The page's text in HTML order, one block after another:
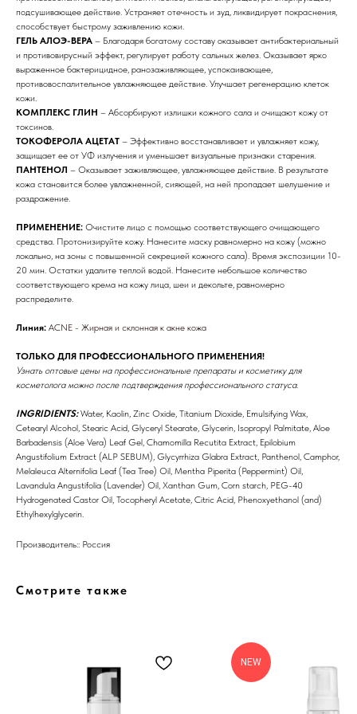
подсушивающее действие. Устраняет отечность и зуд, ликвидирует покраснения,
способствует быстрому заживлению кожи.
ГЕЛЬ АЛОЭ-ВЕРА – Благодаря богатому составу оказывает антибактериальный
и противовирусный эффект, регулирует работу сальных желез. Оказывает ярко
выраженное бактерицидное, ранозаживляющее, успокаивающее,
противовоспалительное увлажняющее действие. Улучшает регенерацию клеток
кожи.
КОМПЛЕКС ГЛИН – Абсорбируют излишки кожного сала и очищают кожу от
токсинов.
ТОКОФЕРОЛА АЦЕТАТ – Эффективно восстанавливает и увлажняет кожу,
защищает ее от УФ излучения и уменьшает визуальные признаки старения.
ПАНТЕНОЛ – Оказывает заживляющее, увлажняющее действие. В результате
кожа становится более увлажненной, сияющей, на ней пропадает шелушение и
раздражение.
ПРИМЕНЕНИЕ: Очистите лицо с помощью соответствующего очищающего
средства. Протонизируйте кожу. Нанесите маску равномерно на кожу (можно
локально, на зоны с повышенной секрецией кожного сала). Время экспозиции 10-
20 мин. Остатки удалите теплой водой. Нанесите небольшое количество
соответствующего крема на кожу лица, шеи и декольте, равномерно
распределите.
Линия: АCNE - Жирная и склонная к акне кожа
ТОЛЬКО ДЛЯ ПРОФЕССИОНАЛЬНОГО ПРИМЕНЕНИЯ!
Узнать оптовые цены на профессиональные препараты и косметику для
косметолога можно после подтверждения профессионального статуса.
INGRIDIENTS:Water, Kaolin, Zinc Oxide, Titanium Dioxide, Emulsifying Wax,
Cetearyl Alcohol, Stearic Acid, Glyceryl Stearate, Glycerin, Isopropyl Palmitate, Aloe
Barbadensis (Aloe Vera) Leaf Gel, Chamomilla Recutita Extract, Epilobium
Angustifolium Extract (ALP SEBUM), Glycyrrhiza Glabra Extract, Panthenol, Camphor,
Melaleuca Alternifolia Leaf (Tea Tree) Oil, Mentha Piperita (Peppermint) Oil,
Lavandula Angustifolia (Lavender) Oil, Xanthan Gum, Corn starch, PEG-40
Hydrogenated Castor Oil, Tocopheryl Acetate, Citric Acid, Phenoxyethanol (and)
Ethylhexylglycerin.
Производитель:: Россия
Смотрите также
NEW
Бренды
Профессиональная
косметика
Препараты косметолога
Доставка